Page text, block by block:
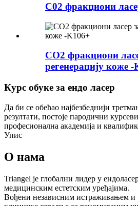
C02 фракциони
CO2 фракциони
регенерацију коже -
Курс обуке за ендо ласер
Да би се обећао најбезбеднији
резултати, постоје пародични
професионална академија и
Упис
О нама
Triangel је глобални лидер у
медицинским естетским уређајима.
Вођени независним истраживањем и